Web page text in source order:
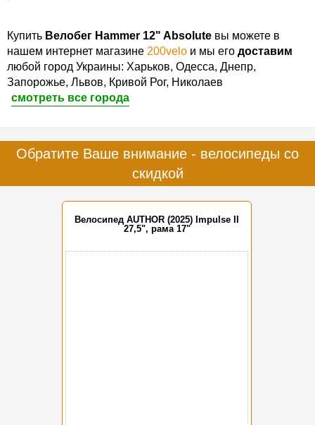
Купить Велобег Hammer 12" Absolute вы можете в
нашем интернет магазине 200velo и мы его доставим
любой город Украины: Харьков, Одесса, Днепр,
Запорожье, Львов, Кривой Рог, Николаев
смотреть все города
Обратите Ваше внимание - велосипеды со
скидкой
Велосипед AUTHOR (2025) Impulse II
27,5", рама 17"